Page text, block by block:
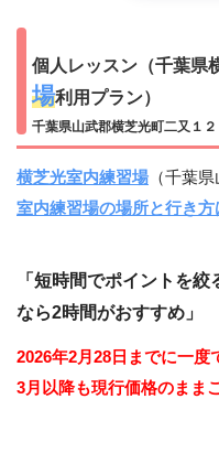
個人レッスン（千葉県
場利用プラン）
千葉県山武郡横芝光町二又１
横芝光室内練習場 （千葉
室内練習場の場所と行き
「短時間でポイントを
なら2時間がおすすめ」
2026年2月28日までに一度
3月以降も現行価格のまま